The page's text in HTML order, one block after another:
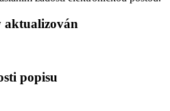
aktualizován
popisu